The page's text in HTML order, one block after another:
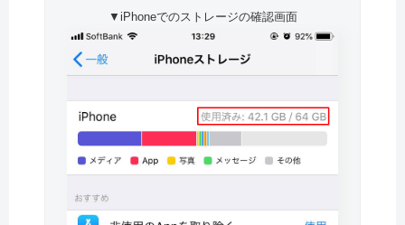
▼iPhoneでのストレージの確認画面